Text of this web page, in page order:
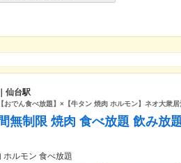
仙台駅
おでん食べ放題】×【牛タン 焼肉 ホルモン】ネオ大衆居
無制限 焼肉 食べ放題 飲み放
ホルモン 食べ放題